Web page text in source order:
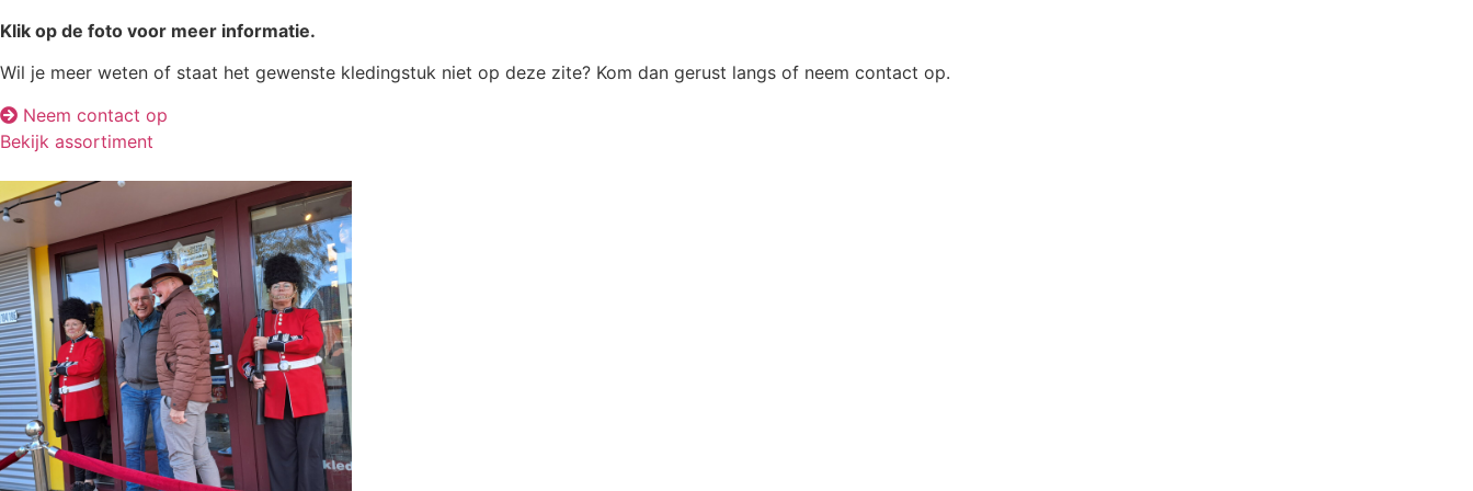
Klik op de foto voor meer informatie.
Wil je meer weten of staat het gewenste kledingstuk niet op deze zite? Kom dan gerust langs of neem contact op.
Neem contact op
Bekijk assortiment